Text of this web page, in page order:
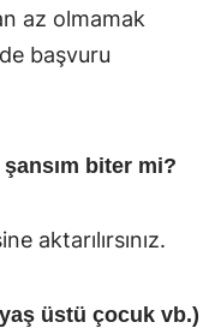
az olmamak
başvuru
biter mi?
aktarılırsınız.
üstü çocuk vb.)